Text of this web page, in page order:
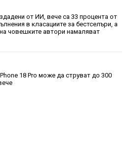
от ИИ, вече са 33 процента от
в класациите за бестселъри, а
човешките автори намаляват
18 Pro може да струват до 300